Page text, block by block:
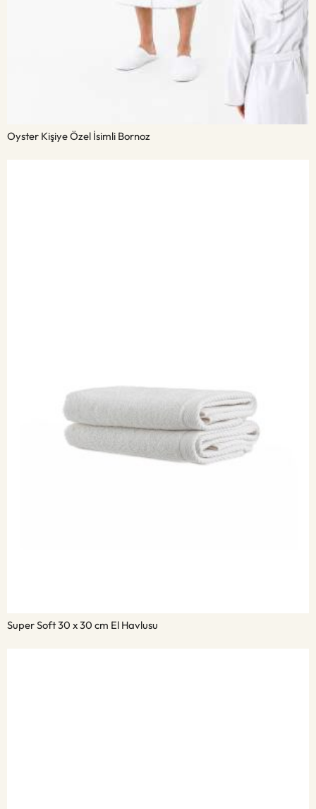
Oyster Kişiye Özel İsimli Bornoz
Super Soft 30 x 30 cm El Havlusu